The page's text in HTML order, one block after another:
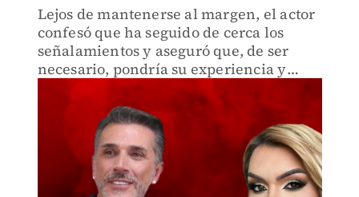
Lejos de mantenerse al margen, el actor
confesó que ha seguido de cerca los
señalamientos y aseguró que, de ser
necesario, pondría su experiencia y
recursos a disposición de las víctimas
para buscar justicia